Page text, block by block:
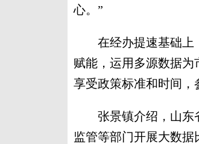
心。”
在经办提速基础上，
赋能，运用多源数据
享受政策标准和时间，
张景镇介绍，山东省
监管等部门开展大数